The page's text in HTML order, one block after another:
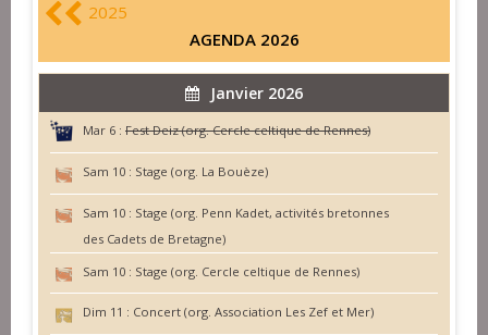
2025
AGENDA 2026
Janvier 2026
Mar 6 : Fest Deiz (org. Cercle celtique de Rennes)
Sam 10 : Stage (org. La Bouèze)
Sam 10 : Stage (org. Penn Kadet, activités bretonnes
des Cadets de Bretagne)
Sam 10 : Stage (org. Cercle celtique de Rennes)
Dim 11 : Concert (org. Association Les Zef et Mer)